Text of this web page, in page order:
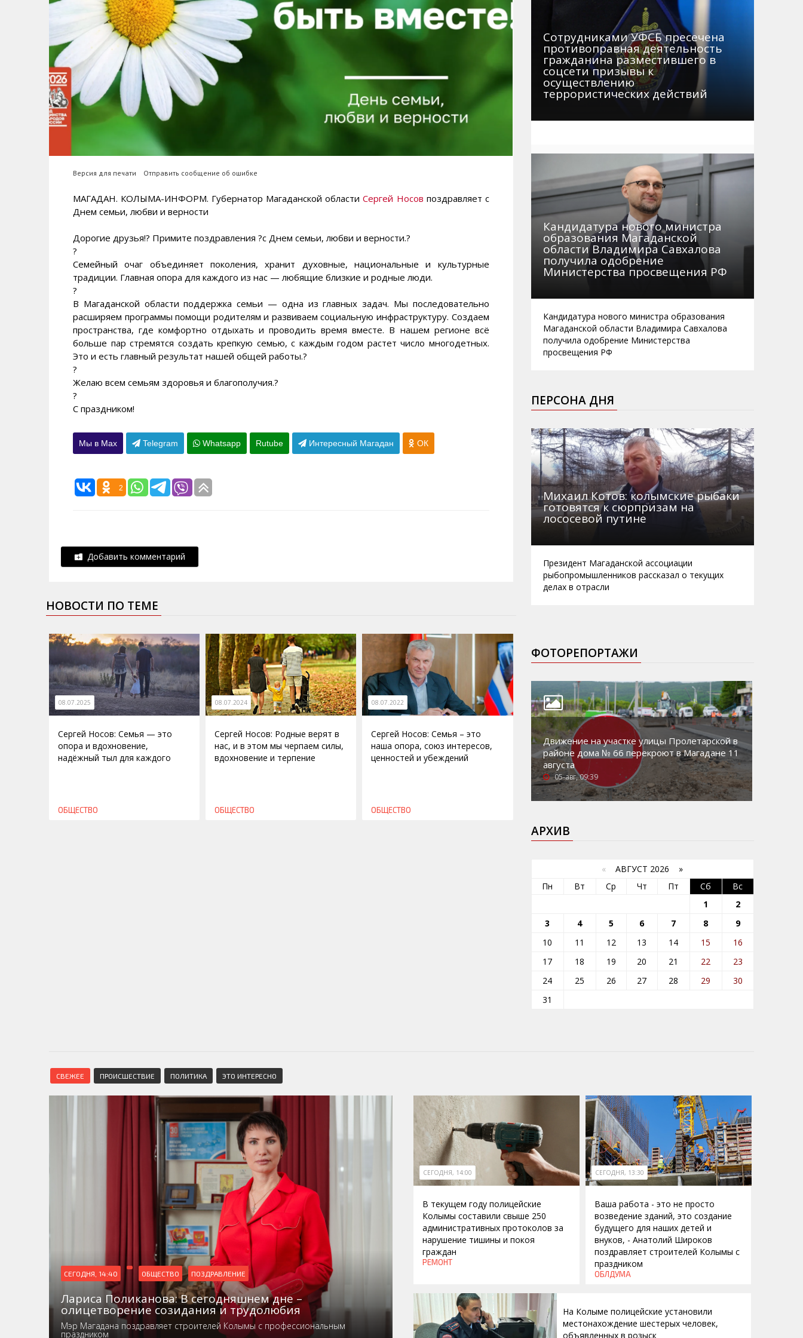
Версия для печати Отправить сообщение об ошибке
МАГАДАН. КОЛЫМА-ИНФОРМ. Губернатор Магаданской областиСергей Носов поздравляет с
Днем семьи, любви и верности
Дорогие друзья!? Примите поздравления ?с Днем семьи, любви и верности.?
?
Семейный очаг объединяет поколения, хранит духовные, национальные и культурные
традиции. Главная опора для каждого из нас — любящие близкие и родные люди.
?
В Магаданской области поддержка семьи — одна из главных задач. Мы последовательно
расширяем программы помощи родителям и развиваем социальную инфраструктуру. Создаем
пространства, где комфортно отдыхать и проводить время вместе. В нашем регионе всё
больше пар стремятся создать крепкую семью, с каждым годом растет число многодетных.
Это и есть главный результат нашей общей работы.?
?
Желаю всем семьям здоровья и благополучия.?
?
С праздником!
Мы в Max Telegram Whatsapp Rutube Интересный Магадан ОК
2
Добавить комментарий
НОВОСТИ ПО ТЕМЕ
08.07.2025
Сергей Носов: Семья — это
опора и вдохновение,
надёжный тыл для каждого
ОБЩЕСТВО
08.07.2024
Сергей Носов: Родные верят в
нас, и в этом мы черпаем силы,
вдохновение и терпение
ОБЩЕСТВО
08.07.2022
Сергей Носов: Семья – это
наша опора, союз интересов,
ценностей и убеждений
ОБЩЕСТВО
Сотрудниками УФСБ пресечена
противоправная деятельность
гражданина разместившего в
соцсети призывы к
осуществлению
террористических действий
Кандидатура нового министра
образования Магаданской
области Владимира Савхалова
получила одобрение
Министерства просвещения РФ
Кандидатура нового министра образования
Магаданской области Владимира Савхалова
получила одобрение Министерства
просвещения РФ
ПЕРСОНА ДНЯ
Михаил Котов: колымские рыбаки
готовятся к сюрпризам на
лососевой путине
Президент Магаданской ассоциации
рыбопромышленников рассказал о текущих
делах в отрасли
ФОТОРЕПОРТАЖИ
Движение на участке улицы Пролетарской в
районе дома № 66 перекроют в Магадане 11
августа
05-авг, 09:39
АРХИВ
« АВГУСТ 2026 »
Пн
Вт Ср Чт Пт Сб
Вс
1
2
3
4 5 6 7 8
9
10
11 12 13 14 15
16
17
18 19 20 21 22
23
24
25 26 27 28 29
30
31
СВЕЖЕЕ ПРОИСШЕСТВИЕ ПОЛИТИКА ЭТО ИНТЕРЕСНО
СЕГОДНЯ, 14:40 ОБЩЕСТВО ПОЗДРАВЛЕНИЕ
Лариса Поликанова: В сегодняшнем дне –
олицетворение созидания и трудолюбия
Мэр Магадана поздравляет строителей Колымы с профессиональным
праздником
СЕГОДНЯ, 14:00
В текущем году полицейские
Колымы составили свыше 250
административных протоколов за
нарушение тишины и покоя
граждан
РЕМОНТ
СЕГОДНЯ, 13:30
Ваша работа - это не просто
возведение зданий, это создание
будущего для наших детей и
внуков, - Анатолий Широков
поздравляет строителей Колымы с
праздником
ОБЛДУМА
На Колыме полицейские установили
местонахождение шестерых человек,
объявленных в розыск